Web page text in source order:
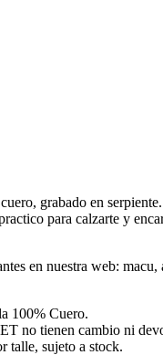
grabado en
para calzarte y
en nuestra web: macu,
100% Cuero.
no tienen cambio ni
talle, sujeto a stock.